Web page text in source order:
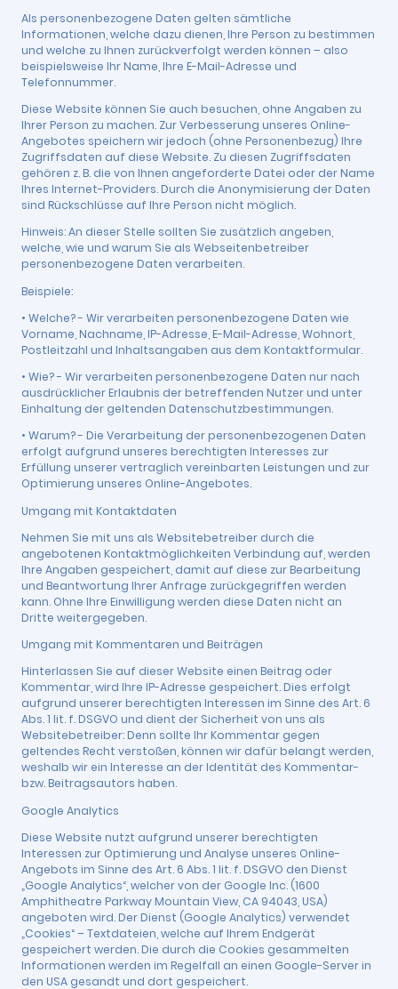
Als personenbezogene Daten gelten sämtliche
Informationen, welche dazu dienen, Ihre Person zu bestimmen
und welche zu Ihnen zurückverfolgt werden können – also
beispielsweise Ihr Name, Ihre E-Mail-Adresse und
Telefonnummer.
Diese Website können Sie auch besuchen, ohne Angaben zu
Ihrer Person zu machen. Zur Verbesserung unseres Online-
Angebotes speichern wir jedoch (ohne Personenbezug) Ihre
Zugriffsdaten auf diese Website. Zu diesen Zugriffsdaten
gehören z. B. die von Ihnen angeforderte Datei oder der Name
Ihres Internet-Providers. Durch die Anonymisierung der Daten
sind Rückschlüsse auf Ihre Person nicht möglich.
Hinweis: An dieser Stelle sollten Sie zusätzlich angeben,
welche, wie und warum Sie als Webseitenbetreiber
personenbezogene Daten verarbeiten.
Beispiele:
• Welche? - Wir verarbeiten personenbezogene Daten wie
Vorname, Nachname, IP-Adresse, E-Mail-Adresse, Wohnort,
Postleitzahl und Inhaltsangaben aus dem Kontaktformular.
• Wie? - Wir verarbeiten personenbezogene Daten nur nach
ausdrücklicher Erlaubnis der betreffenden Nutzer und unter
Einhaltung der geltenden Datenschutzbestimmungen.
• Warum? - Die Verarbeitung der personenbezogenen Daten
erfolgt aufgrund unseres berechtigten Interesses zur
Erfüllung unserer vertraglich vereinbarten Leistungen und zur
Optimierung unseres Online-Angebotes.
Umgang mit Kontaktdaten
Nehmen Sie mit uns als Websitebetreiber durch die
angebotenen Kontaktmöglichkeiten Verbindung auf, werden
Ihre Angaben gespeichert, damit auf diese zur Bearbeitung
und Beantwortung Ihrer Anfrage zurückgegriffen werden
kann. Ohne Ihre Einwilligung werden diese Daten nicht an
Dritte weitergegeben.
Umgang mit Kommentaren und Beiträgen
Hinterlassen Sie auf dieser Website einen Beitrag oder
Kommentar, wird Ihre IP-Adresse gespeichert. Dies erfolgt
aufgrund unserer berechtigten Interessen im Sinne des Art. 6
Abs. 1 lit. f. DSGVO und dient der Sicherheit von uns als
Websitebetreiber: Denn sollte Ihr Kommentar gegen
geltendes Recht verstoßen, können wir dafür belangt werden,
weshalb wir ein Interesse an der Identität des Kommentar-
bzw. Beitragsautors haben.
Google Analytics
Diese Website nutzt aufgrund unserer berechtigten
Interessen zur Optimierung und Analyse unseres Online-
Angebots im Sinne des Art. 6 Abs. 1 lit. f. DSGVO den Dienst
„Google Analytics“, welcher von der Google Inc. (1600
Amphitheatre Parkway Mountain View, CA 94043, USA)
angeboten wird. Der Dienst (Google Analytics) verwendet
„Cookies“ – Textdateien, welche auf Ihrem Endgerät
gespeichert werden. Die durch die Cookies gesammelten
Informationen werden im Regelfall an einen Google-Server in
den USA gesandt und dort gespeichert.